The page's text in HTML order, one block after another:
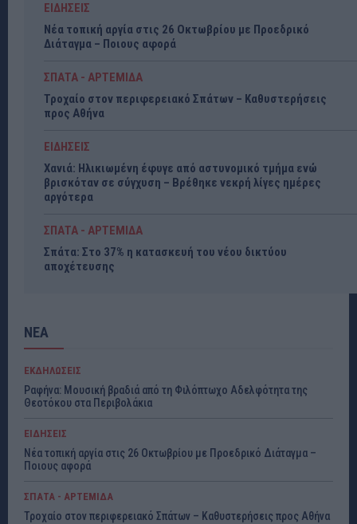
ΕΙΔΗΣΕΙΣ
Νέα τοπική αργία στις 26 Οκτωβρίου με Προεδρικό
Διάταγμα – Ποιους αφορά
ΣΠΑΤΑ - ΑΡΤΕΜΙΔΑ
Τροχαίο στον περιφερειακό Σπάτων – Καθυστερήσεις
προς Αθήνα
ΕΙΔΗΣΕΙΣ
Χανιά: Ηλικιωμένη έφυγε από αστυνομικό τμήμα ενώ
βρισκόταν σε σύγχυση – Βρέθηκε νεκρή λίγες ημέρες
αργότερα
ΣΠΑΤΑ - ΑΡΤΕΜΙΔΑ
Σπάτα: Στο 37% η κατασκευή του νέου δικτύου
αποχέτευσης
ΝΕΑ
ΕΚΔΗΛΩΣΕΙΣ
Ραφήνα: Μουσική βραδιά από τη Φιλόπτωχο Αδελφότητα της
Θεοτόκου στα Περιβολάκια
ΕΙΔΗΣΕΙΣ
Νέα τοπική αργία στις 26 Οκτωβρίου με Προεδρικό Διάταγμα –
Ποιους αφορά
ΣΠΑΤΑ - ΑΡΤΕΜΙΔΑ
Τροχαίο στον περιφερειακό Σπάτων – Καθυστερήσεις προς Αθήνα